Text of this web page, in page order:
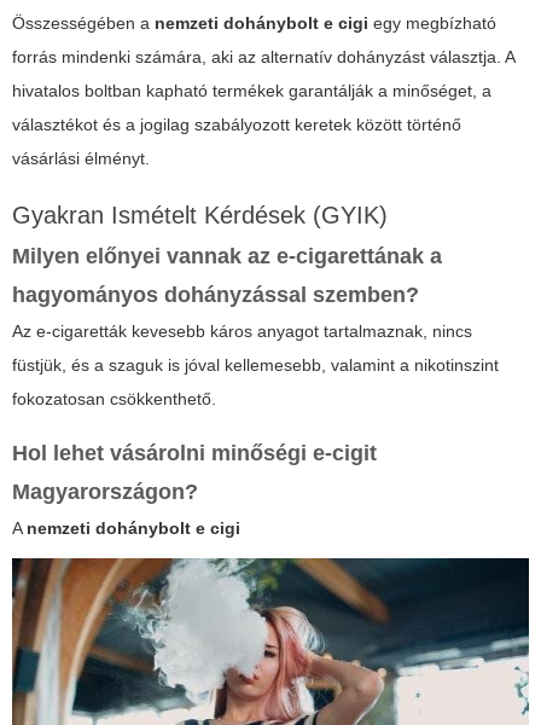
Összességében a nemzeti dohánybolt e cigi egy megbízható
forrás mindenki számára, aki az alternatív dohányzást választja. A
hivatalos boltban kapható termékek garantálják a minőséget, a
választékot és a jogilag szabályozott keretek között történő
vásárlási élményt.
Gyakran Ismételt Kérdések (GYIK)
Milyen előnyei vannak az e-cigarettának a
hagyományos dohányzással szemben?
Az e-cigaretták kevesebb káros anyagot tartalmaznak, nincs
füstjük, és a szaguk is jóval kellemesebb, valamint a nikotinszint
fokozatosan csökkenthető.
Hol lehet vásárolni minőségi e-cigit
Magyarországon?
A nemzeti dohánybolt e cigi